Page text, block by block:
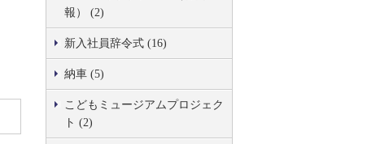
報） (2)
新入社員辞令式 (16)
納車 (5)
こどもミュージアムプロジェク
ト (2)